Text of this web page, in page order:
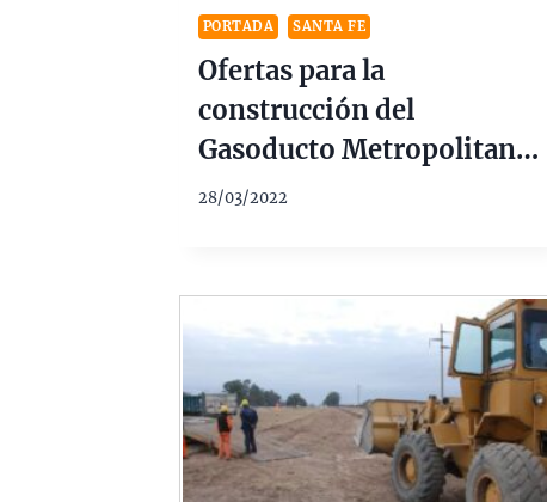
PORTADA SANTA FE
Ofertas para la
construcción del
Gasoducto Metropolitano
$2.500M
28/03/2022